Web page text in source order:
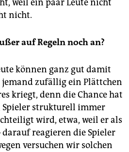
weil ein paar Leute nicht
nicht.
auf Regeln noch an?
können ganz gut damit
zufällig ein Plättchen
kriegt, denn die Chance hat
Spieler strukturell immer
wird, etwa, weil er als
reagieren die Spieler
versuchen wir solchen